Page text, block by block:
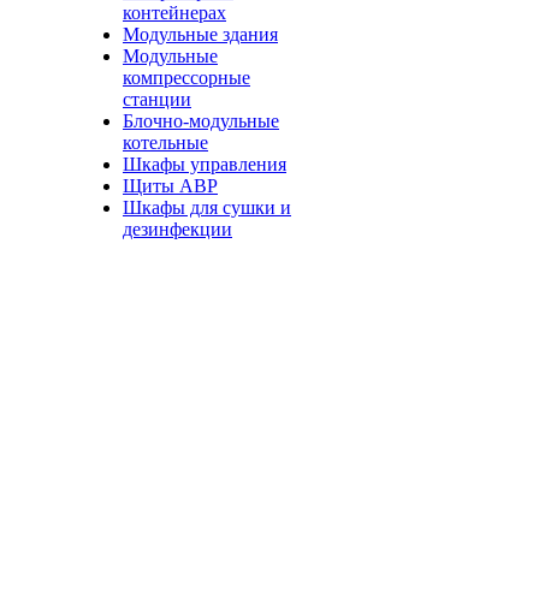
контейнерах
Модульные здания
Модульные
компрессорные
станции
Блочно-модульные
котельные
Шкафы управления
Щиты АВР
Шкафы для сушки и
дезинфекции